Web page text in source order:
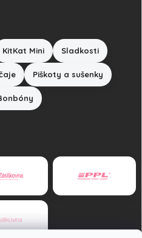
KitKat Mini Sladkosti
Piškoty a sušenky